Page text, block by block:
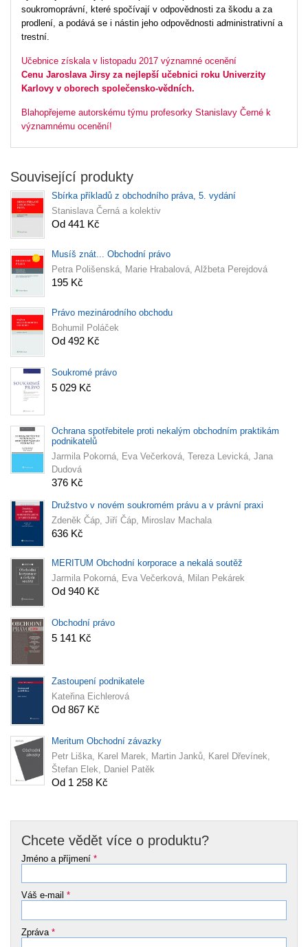
soukromoprávní, které spočívají v odpovědnosti za škodu a za
prodlení, a podává se i nástin jeho odpovědnosti administrativní a
trestní.
Učebnice získala v listopadu 2017 významné ocenění
Cenu Jaroslava Jirsy za nejlepší učebnici roku Univerzity
Karlovy v oborech společensko-vědních.
Blahopřejeme autorskému týmu profesorky Stanislavy Černé k
významnému ocenění!
Související produkty
Sbírka příkladů z obchodního práva, 5. vydání
Stanislava Černá a kolektiv
Od 441 Kč
Musíš znát... Obchodní právo
Petra Polišenská, Marie Hrabalová, Alžbeta Perejdová
195 Kč
Právo mezinárodního obchodu
Bohumil Poláček
Od 492 Kč
Soukromé právo
5 029 Kč
Ochrana spotřebitele proti nekalým obchodním praktikám
podnikatelů
Jarmila Pokorná, Eva Večerková, Tereza Levická, Jana
Dudová
376 Kč
Družstvo v novém soukromém právu a v právní praxi
Zdeněk Čáp, Jiří Čáp, Miroslav Machala
636 Kč
MERITUM Obchodní korporace a nekalá soutěž
Jarmila Pokorná, Eva Večerková, Milan Pekárek
Od 940 Kč
Obchodní právo
5 141 Kč
Zastoupení podnikatele
Kateřina Eichlerová
Od 867 Kč
Meritum Obchodní závazky
Petr Liška, Karel Marek, Martin Janků, Karel Dřevínek,
Štefan Elek, Daniel Patěk
Od 1 258 Kč
Chcete vědět více o produktu?
Jméno a příjmení *
Váš e-mail *
Zpráva *